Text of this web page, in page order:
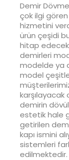
Demir
çok ilgi gören
hizmetini
ürün çeşidi
hitap edecek
demirleri
modelde ya
model
karşılayacak
demirin
estetik hale
getirilen
kapı ismini
sistemleri
edilmektedir.